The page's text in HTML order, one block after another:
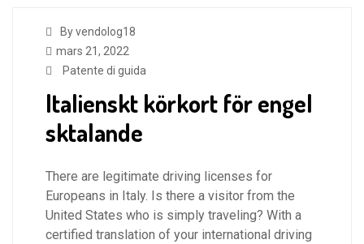
By vendolog18
mars 21, 2022
Patente di guida
Italienskt körkort för engel
sktalande
There are legitimate driving licenses for
Europeans in Italy. Is there a visitor from the
United States who is simply traveling? With a
certified translation of your international driving